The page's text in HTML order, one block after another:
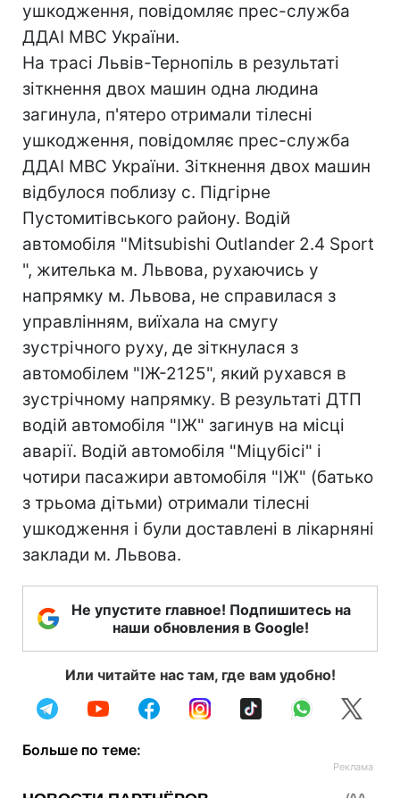
ушкодження, повідомляє прес-служба
ДДАІ МВС України.
На трасі Львів-Тернопіль в результаті
зіткнення двох машин одна людина
загинула, п'ятеро отримали тілесні
ушкодження, повідомляє прес-служба
ДДАІ МВС України. Зіткнення двох машин
відбулося поблизу с. Підгірне
Пустомитівського району. Водій
автомобіля "Mitsubishi Outlander 2.4 Sport
", жителька м. Львова, рухаючись у
напрямку м. Львова, не справилася з
управлінням, виїхала на смугу
зустрічного руху, де зіткнулася з
автомобілем "ІЖ-2125", який рухався в
зустрічному напрямку. В результаті ДТП
водій автомобіля "ІЖ" загинув на місці
аварії. Водій автомобіля "Міцубісі" і
чотири пасажири автомобіля "ІЖ" (батько
з трьома дітьми) отримали тілесні
ушкодження і були доставлені в лікарняні
заклади м. Львова.
Не упустите главное! Подпишитесь на
наши обновления в Google!
Или читайте нас там, где вам удобно!
Больше по теме: